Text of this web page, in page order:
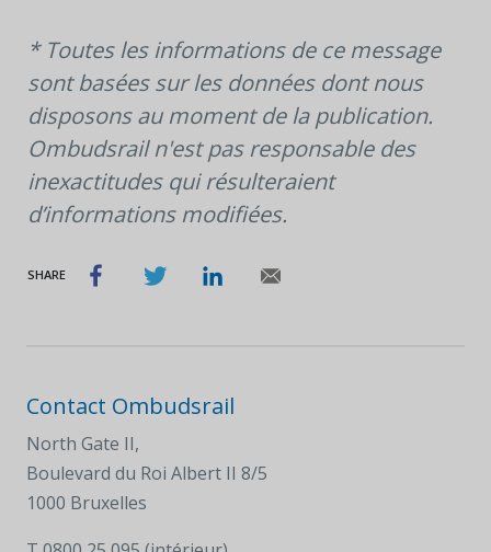
* Toutes les informations de ce message
sont basées sur les données dont nous
disposons au moment de la publication.
Ombudsrail n'est pas responsable des
inexactitudes qui résulteraient
d’informations modifiées.
SHARE
Contact Ombudsrail
North Gate II,
Boulevard du Roi Albert II 8/5
1000 Bruxelles